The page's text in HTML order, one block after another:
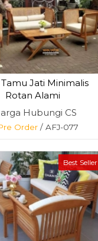
Tamu Jati Minimalis
Rotan Alami
Hubungi CS
Order/ AFJ-077
Best Seller